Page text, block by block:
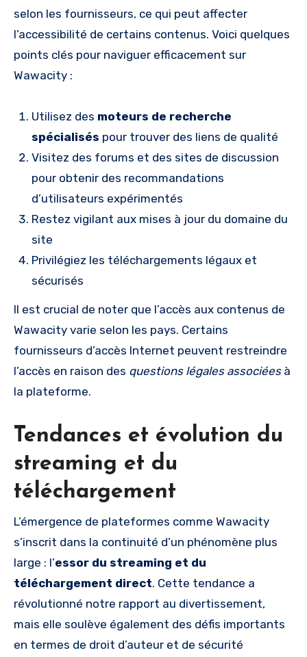
selon les fournisseurs, ce qui peut affecter
l’accessibilité de certains contenus. Voici quelques
points clés pour naviguer efficacement sur
Wawacity :
Utilisez des moteurs de recherche
spécialisés pour trouver des liens de qualité
Visitez des forums et des sites de discussion
pour obtenir des recommandations
d’utilisateurs expérimentés
Restez vigilant aux mises à jour du domaine du
site
Privilégiez les téléchargements légaux et
sécurisés
Il est crucial de noter que l’accès aux contenus de
Wawacity varie selon les pays. Certains
fournisseurs d’accès Internet peuvent restreindre
l’accès en raison des questions légales associéesà
la plateforme.
Tendances et évolution du
streaming et du
téléchargement
L’émergence de plateformes comme Wawacity
s’inscrit dans la continuité d’un phénomène plus
large : l’essor du streaming et du
téléchargement direct. Cette tendance a
révolutionné notre rapport au divertissement,
mais elle soulève également des défis importants
en termes de droit d’auteur et de sécurité